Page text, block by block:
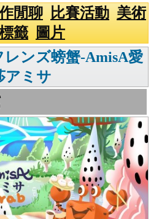
閒聊 比賽活動 美術
籤
圖片
ンズ螃蟹-AmisA愛
アミサ